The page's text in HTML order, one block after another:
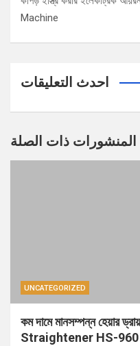
Machine
احدث التعليقات
المنشورات ذات الصلة
UNCATEGORIZED
কম দামে মানসম্পন্ন হেয়ার
Straightener HS-